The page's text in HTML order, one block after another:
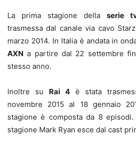
La prima stagione della serie
trasmessa dal canale via cavo
marzo 2014. In Italia è andata in
AXN a partire dal 22 settembre
stesso anno.
Inoltre su Rai 4 è stata
novembre 2015 al 18 gennaio
stagione è composta da 8
stagione Mark Ryan esce dal cast